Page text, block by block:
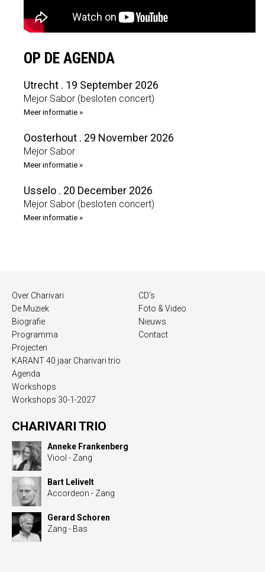
OP DE AGENDA
Utrecht . 19 September 2026
Mejor Sabor (besloten concert)
Meer informatie »
Oosterhout . 29 November 2026
Mejor Sabor
Meer informatie »
Usselo . 20 December 2026
Mejor Sabor (besloten concert)
Meer informatie »
Over Charivari
De Muziek
Biografie
Programma
Projecten
KARANT 40 jaar Charivari trio
Agenda
Workshops
Workshops 30-1-2027
CD’s
Foto & Video
Nieuws
Contact
CHARIVARI TRIO
Anneke Frankenberg
Viool - Zang
Bart Lelivelt
Accordeon - Zang
Gerard Schoren
Zang - Bas